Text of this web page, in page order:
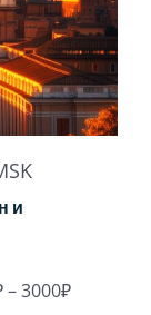
и
– 3000₽